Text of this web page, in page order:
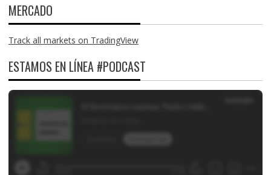
MERCADO
Track all markets on TradingView
ESTAMOS EN LÍNEA #PODCAST